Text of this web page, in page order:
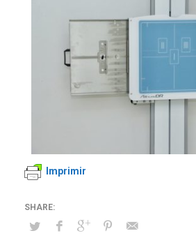
Imprimir